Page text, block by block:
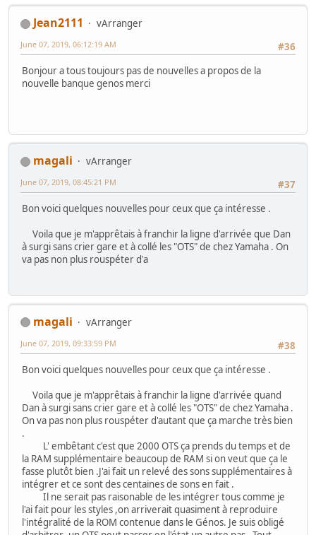
Jean2111
vArranger
#36
June 07, 2019, 06:12:19 AM
Bonjour a tous toujours pas de nouvelles a propos de la
nouvelle banque genos merci
magali
vArranger
#37
June 07, 2019, 08:45:21 PM
Bon voici quelques nouvelles pour ceux que ça intéresse .
Voila que je m'apprêtais à franchir la ligne d'arrivée que Dan
à surgi sans crier gare et à collé les "OTS" de chez Yamaha . On
va pas non plus rouspéter d'a
magali
vArranger
#38
June 07, 2019, 09:33:59 PM
Bon voici quelques nouvelles pour ceux que ça intéresse .
Voila que je m'apprêtais à franchir la ligne d'arrivée quand
Dan à surgi sans crier gare et à collé les "OTS" de chez Yamaha .
On va pas non plus rouspéter d'autant que ça marche très bien
.
L' embêtant c'est que 2000 OTS ça prends du temps et de
la RAM supplémentaire beaucoup de RAM si on veut que ça le
fasse plutôt bien .J'ai fait un relevé des sons supplémentaires à
intégrer et ce sont des centaines de sons en fait .
Il ne serait pas raisonable de les intégrer tous comme je
l'ai fait pour les styles ,on arriverait quasiment à reproduire
l'intégralité de la ROM contenue dans le Génos. Je suis obligé